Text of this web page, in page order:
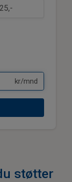
,-
kr/mnd
støtter